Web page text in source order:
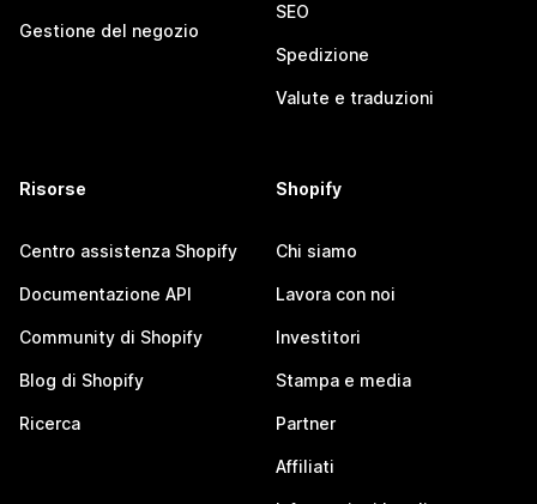
Gestione del negozio
SEO
Spedizione
Valute e traduzioni
Risorse
Centro assistenza Shopify
Documentazione API
Community di Shopify
Blog di Shopify
Ricerca
Shopify
Chi siamo
Lavora con noi
Investitori
Stampa e media
Partner
Affiliati